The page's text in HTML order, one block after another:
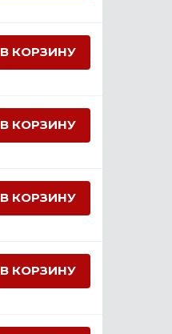
В КОРЗИНУ
В КОРЗИНУ
В КОРЗИНУ
В КОРЗИНУ